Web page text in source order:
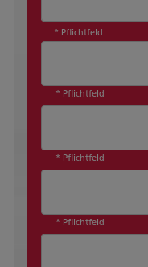
* Pflichtfeld
* Pflichtfeld
* Pflichtfeld
* Pflichtfeld